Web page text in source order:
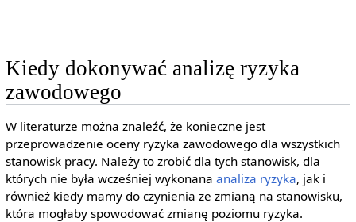
Kiedy dokonywać analizę ryzyka
zawodowego
W literaturze można znaleźć, że konieczne jest
przeprowadzenie oceny ryzyka zawodowego dla wszystkich
stanowisk pracy. Należy to zrobić dla tych stanowisk, dla
których nie była wcześniej wykonana analiza ryzyka, jak i
również kiedy mamy do czynienia ze zmianą na stanowisku,
która mogłaby spowodować zmianę poziomu ryzyka.